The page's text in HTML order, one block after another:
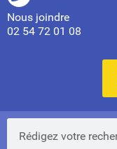
Nous joindre
02 54 72 01 08